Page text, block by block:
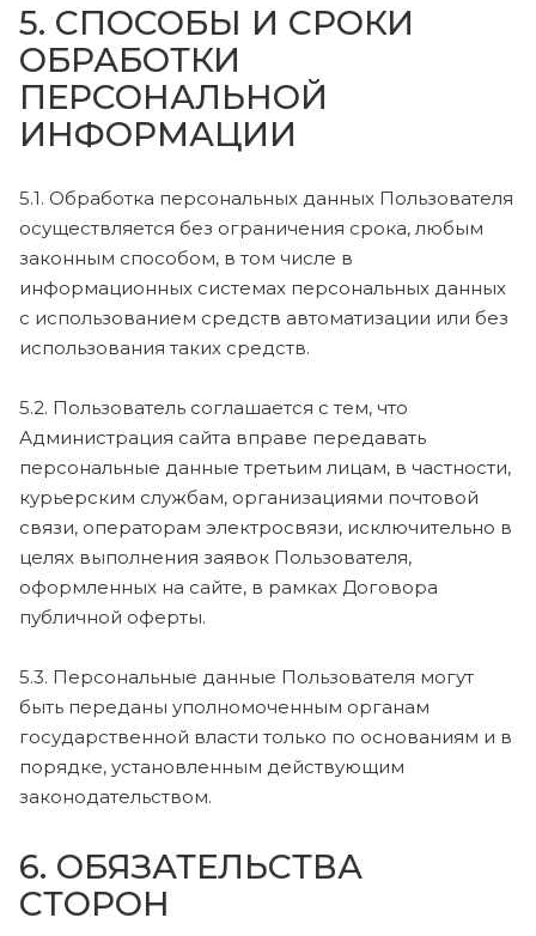
5. СПОСОБЫ И СРОКИ
ОБРАБОТКИ
ПЕРСОНАЛЬНОЙ
ИНФОРМАЦИИ
5.1. Обработка персональных данных Пользователя
осуществляется без ограничения срока, любым
законным способом, в том числе в
информационных системах персональных данных
с использованием средств автоматизации или без
использования таких средств.
5.2. Пользователь соглашается с тем, что
Администрация сайта вправе передавать
персональные данные третьим лицам, в частности,
курьерским службам, организациями почтовой
связи, операторам электросвязи, исключительно в
целях выполнения заявок Пользователя,
оформленных на сайте, в рамках Договора
публичной оферты.
5.3. Персональные данные Пользователя могут
быть переданы уполномоченным органам
государственной власти только по основаниям и в
порядке, установленным действующим
законодательством.
6. ОБЯЗАТЕЛЬСТВА
СТОРОН